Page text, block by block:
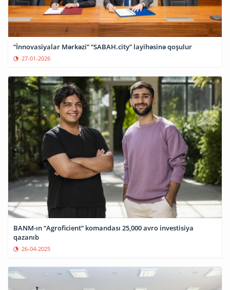
“İnnovasiyalar Mərkəzi” “SABAH.city” layihəsinə qoşulur
27-01-2026
BANM-ın “Agroficient” komandası 25,000 avro investisiya
qazanıb
26-04-2025